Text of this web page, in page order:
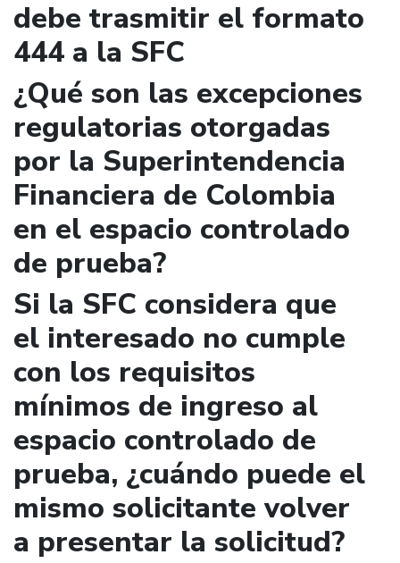
debe trasmitir el formato
444 a la SFC
¿Qué son las excepciones
regulatorias otorgadas
por la Superintendencia
Financiera de Colombia
en el espacio controlado
de prueba?
Si la SFC considera que
el interesado no cumple
con los requisitos
mínimos de ingreso al
espacio controlado de
prueba, ¿cuándo puede el
mismo solicitante volver
a presentar la solicitud?